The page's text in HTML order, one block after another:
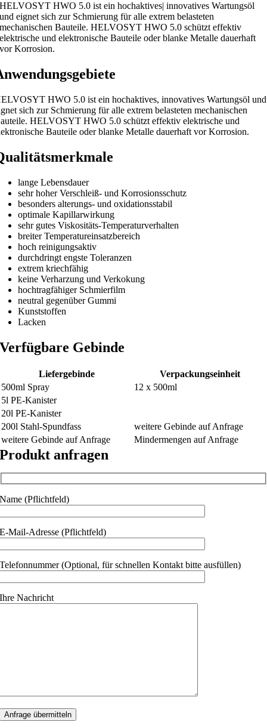
HELVOSYT HWO 5.0 ist ein hochaktives| innovatives Wartungsöl
und eignet sich zur Schmierung für alle extrem belasteten
mechanischen Bauteile. HELVOSYT HWO 5.0 schützt effektiv
elektrische und elektronische Bauteile oder blanke Metalle dauerhaft
vor Korrosion.
HWO 5.0 ist ein hochaktives, innovatives Wartungsöl und
sich zur Schmierung für alle extrem belasteten mechanischen
HELVOSYT HWO 5.0 schützt effektiv elektrische und
Bauteile oder blanke Metalle dauerhaft vor Korrosion.
lange Lebensdauer
sehr hoher Verschleiß- und Korrosionsschutz
besonders alterungs- und oxidationsstabil
optimale Kapillarwirkung
sehr gutes Viskositäts-Temperaturverhalten
breiter Temperatureinsatzbereich
hoch reinigungsaktiv
durchdringt engste Toleranzen
extrem kriechfähig
keine Verharzung und Verkokung
hochtragfähiger Schmierfilm
neutral gegenüber Gummi
Kunststoffen
Lacken
Verfügbare Gebinde
Liefergebinde
Verpackungseinheit
500ml Spray
12 x 500ml
5l PE-Kanister
20l PE-Kanister
200l Stahl-Spundfass
weitere Gebinde auf Anfrage
weitere Gebinde auf Anfrage
Mindermengen auf Anfrage
Produkt anfragen
Name (Pflichtfeld)
E-Mail-Adresse (Pflichtfeld)
Telefonnummer (Optional, für schnellen Kontakt bitte ausfüllen)
Ihre Nachricht